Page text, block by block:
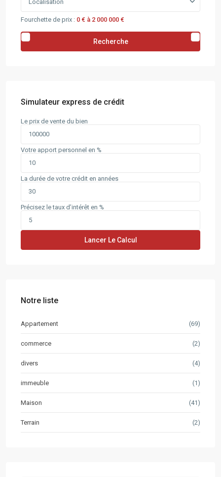
Localisation
Fourchette de prix : 0 € à 2 000 000 €
Recherche
Simulateur express de crédit
Le prix de vente du bien
Votre apport personnel en %
La durée de votre crédit en années
Précisez le taux d’intérêt en %
Lancer Le Calcul
Notre liste
Appartement (69)
commerce (2)
divers (4)
immeuble (1)
Maison (41)
Terrain (2)